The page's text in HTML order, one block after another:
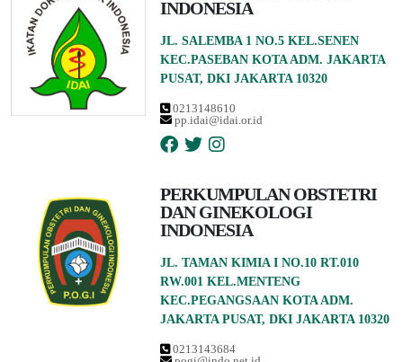
INDONESIA
JL. SALEMBA 1 NO.5 KEL.SENEN
KEC.PASEBAN KOTA ADM. JAKARTA
PUSAT, DKI JAKARTA 10320
0213148610
pp.idai@idai.or.id
PERKUMPULAN OBSTETRI
DAN GINEKOLOGI
INDONESIA
JL. TAMAN KIMIA I NO.10 RT.010
RW.001 KEL.MENTENG
KEC.PEGANGSAAN KOTA ADM.
JAKARTA PUSAT, DKI JAKARTA 10320
0213143684